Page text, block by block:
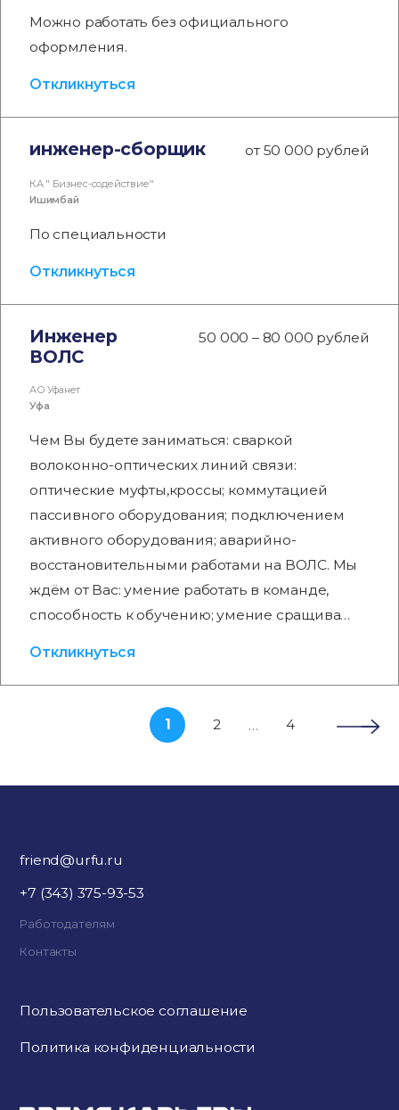
Можно работать без официального
оформления.
Откликнуться
инженер-сборщик от 50 000 рублей
КА " Бизнес-содействие"
Ишимбай
По специальности
Откликнуться
Инженер
ВОЛС
50 000 – 80 000 рублей
АО Уфанет
Уфа
Чем Вы будете заниматься: сваркой
волоконно-оптических линий связи:
оптические муфты,кроссы; коммутацией
пассивного оборудования; подключением
активного оборудования; аварийно-
восстановительными работами на ВОЛС. Мы
ждём от Вас: умение работать в команде,
способность к обучению; умение сращива…
Откликнуться
1 2 … 4
friend@urfu.ru
+7 (343) 375-93-53
Работодателям
Контакты
Пользовательское соглашение
Политика конфиденциальности